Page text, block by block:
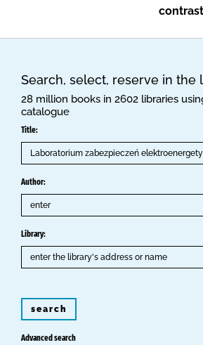
Search, select, reserve in the
28 million books in 2602 libraries
catalogue
Title:
Author:
Library:
search
Advanced search